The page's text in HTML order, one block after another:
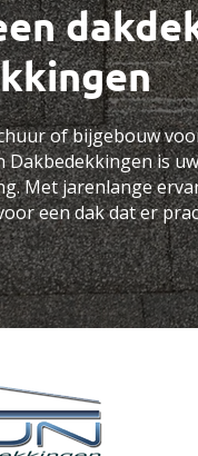
of bijgebouw
Dakbedekkingen is
. Met jarenlange
een dak dat er